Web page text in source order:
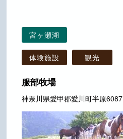
宮ヶ瀬湖
体験施設 観光
服部牧場
神奈川県愛甲郡愛川町半原6087